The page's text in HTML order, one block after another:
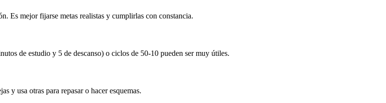
Es mejor fijarse metas realistas y cumplirlas con constancia.
de estudio y 5 de descanso) o ciclos de 50-10 pueden ser muy útiles.
y usa otras para repasar o hacer esquemas.